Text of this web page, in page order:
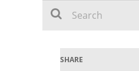
SHARE